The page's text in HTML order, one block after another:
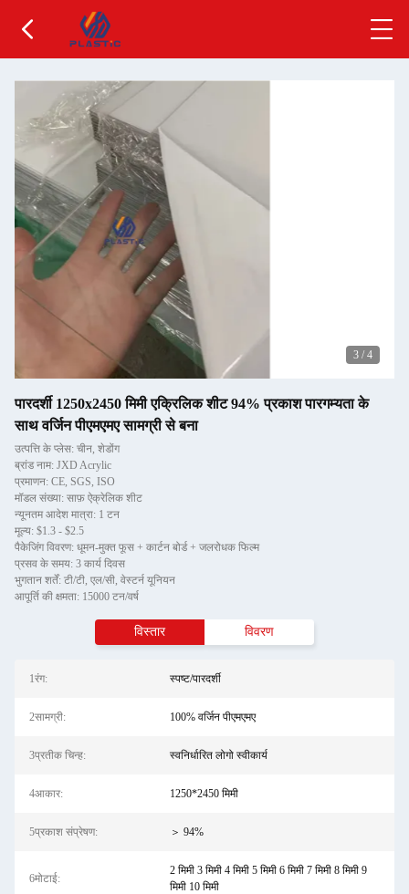
3 / 4
पारदर्शी 1250x2450 मिमी एक्रिलिक शीट 94% प्रकाश पारगम्यता के
साथ वर्जिन पीएमएमए सामग्री से बना
उत्पत्ति के प्लेस: चीन, शेडोंग
ब्रांड नाम: JXD Acrylic
प्रमाणन: CE, SGS, ISO
मॉडल संख्या: साफ़ ऐक्रेलिक शीट
न्यूनतम आदेश मात्रा: 1 टन
मूल्य: $1.3 - $2.5
पैकेजिंग विवरण: धूमन-मुक्त फूस + कार्टन बोर्ड + जलरोधक फिल्म
प्रसव के समय: 3 कार्य दिवस
भुगतान शर्तें: टी/टी, एल/सी, वेस्टर्न यूनियन
आपूर्ति की क्षमता: 15000 टन/वर्ष
विस्तार विवरण
1रंग: स्पष्ट/पारदर्शी
2सामग्री: 100% वर्जिन पीएमएमए
3प्रतीक चिन्ह: स्वनिर्धारित लोगो स्वीकार्य
4आकार: 1250*2450 मिमी
5प्रकाश संप्रेषण: ＞ 94%
6मोटाई:
2 मिमी 3 मिमी 4 मिमी 5 मिमी 6 मिमी 7 मिमी 8 मिमी 9
मिमी 10 मिमी